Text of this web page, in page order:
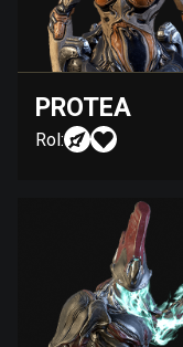
PROTEA
Rol: